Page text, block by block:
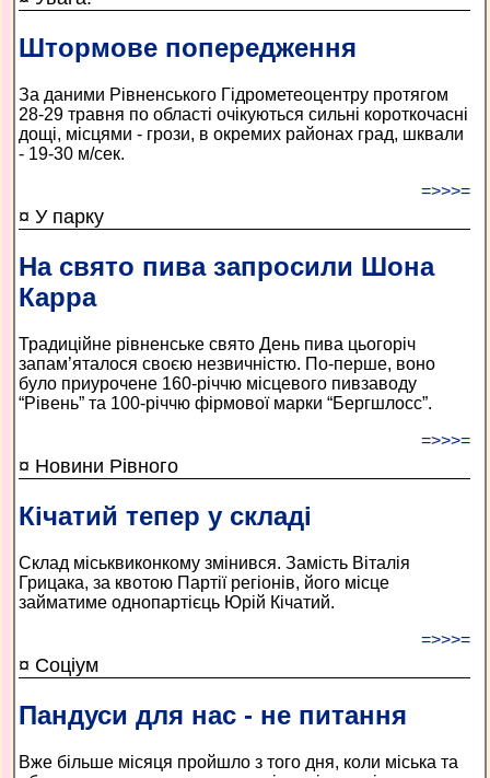
Штормове попередження
За даними Рівненського Гідрометеоцентру протягом
28-29 травня по області очікуються сильні короткочасні
дощі, місцями - грози, в окремих районах град, шквали
- 19-30 м/сек.
=>>>=
¤ У парку
На свято пива запросили Шона
Карра
Традиційне рівненське свято День пива цьогоріч
запам’яталося своєю незвичністю. По-перше, воно
було приурочене 160-річчю місцевого пивзаводу
“Рівень” та 100-річчю фірмової марки “Бергшлосс”.
=>>>=
¤ Новини Рівного
Кічатий тепер у складі
Склад міськвиконкому змінився. Замість Віталія
Грицака, за квотою Партії регіонів, його місце
займатиме однопартієць Юрій Кічатий.
=>>>=
¤ Соціум
Пандуси для нас - не питання
Вже більше місяця пройшло з того дня, коли міська та